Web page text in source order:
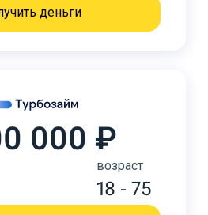
деньги
000 ₽
возраст
18 - 75